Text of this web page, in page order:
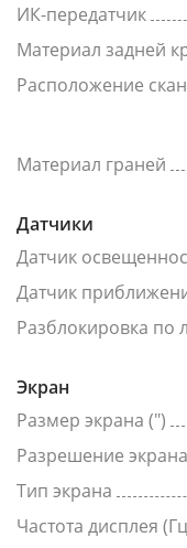
ИК-передатчик
Материал задней
Расположение
Материал граней
Датчики
Датчик
Датчик
Разблокировка по
Экран
Размер экрана (")
Разрешение экрана
Тип экрана
Частота дисплея